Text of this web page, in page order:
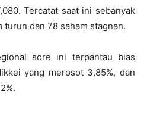
Tercatat saat ini sebanyak
turun dan 78 saham stagnan.
sore ini terpantau bias
yang merosot 3,85%, dan